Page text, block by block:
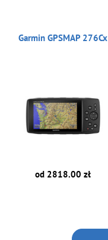
Garmin GPSMAP 276Cx
od 2818.00 zł